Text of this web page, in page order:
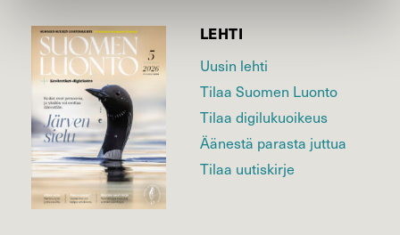
LEHTI
Uusin lehti
Tilaa Suomen Luonto
Tilaa digilukuoikeus
Äänestä parasta juttua
Tilaa uutiskirje